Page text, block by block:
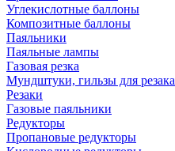
Углекислотные баллоны
Композитные баллоны
Паяльники
Паяльные лампы
Газовая резка
Мундштуки, гильзы для резака
Резаки
Газовые паяльники
Редукторы
Пропановые редукторы